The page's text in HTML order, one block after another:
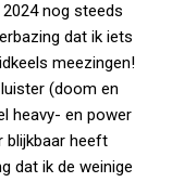
nog steeds
dat ik iets
meezingen!
(doom en
heavy- en power
blijkbaar heeft
dat ik de weinige